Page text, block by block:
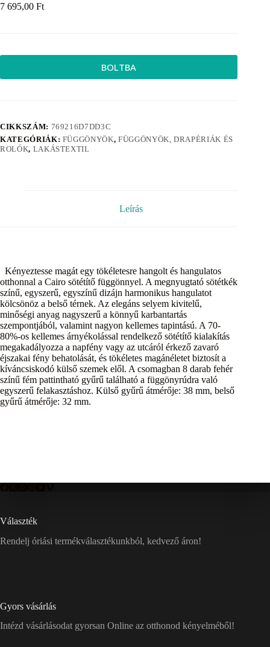
7 695,00 Ft
BOLTBA
CIKKSZÁM: 769216D7DD3C
KATEGÓRIÁK: FÜGGÖNYÖK, FÜGGÖNYÖK, DRAPÉRIÁK ÉS
ROLÓK, LAKÁSTEXTIL
Leírás
Kényeztesse magát egy tökéletesre hangolt és hangulatos
otthonnal a Cairo sötétítő függönnyel. A megnyugtató sötétkék
színű, egyszerű, egyszínű dizájn harmonikus hangulatot
kölcsönöz a belső térnek. Az elegáns selyem kivitelű,
minőségi anyag nagyszerű a könnyű karbantartás
szempontjából, valamint nagyon kellemes tapintású. A 70-
80%-os kellemes árnyékolással rendelkező sötétítő kialakítás
megakadályozza a napfény vagy az utcáról érkező zavaró
éjszakai fény behatolását, és tökéletes magánéletet biztosít a
kíváncsiskodó külső szemek elől. A csomagban 8 darab fehér
színű fém pattintható gyűrű található a függönyrúdra való
egyszerű felakasztáshoz. Külső gyűrű átmérője: 38 mm, belső
gyűrű átmérője: 32 mm.
Választék
Rendelj óriási termékválasztékunkból, kedvező áron!
Gyors vásárlás
Intézd vásárlásodat gyorsan Online az otthonod kényelméből!